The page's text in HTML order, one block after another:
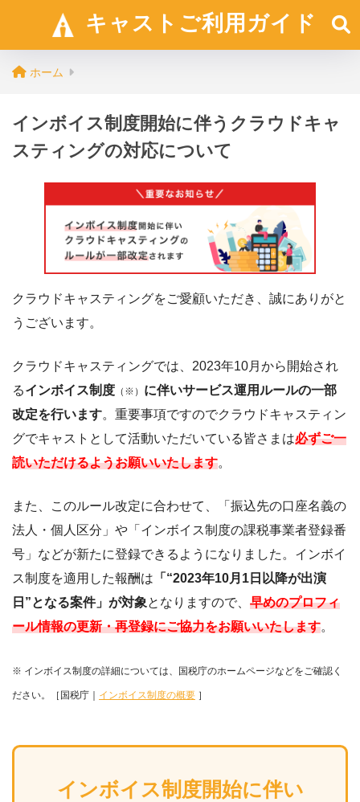
キャストご利用ガイド
ホーム
インボイス制度開始に伴うクラウドキャ
スティングの対応について
クラウドキャスティングをご愛顧いただき、誠にありがと
うございます。
クラウドキャスティングでは、2023年10月から開始され
るインボイス制度 （※） に伴いサービス運用ルールの一部
改定を行います。重要事項ですのでクラウドキャスティン
グでキャストとして活動いただいている皆さまは必ずご一
読いただけるようお願いいたします。
また、このルール改定に合わせて、「振込先の口座名義の
法人・個人区分」や「インボイス制度の課税事業者登録番
号」などが新たに登録できるようになりました。インボイ
ス制度を適用した報酬は 「“2023年10月1日以降が出演
日”となる案件」が対象となりますので、 早めのプロフィ
ール情報の更新・再登録にご協力をお願いいたします。
※ インボイス制度の詳細については、国税庁のホームページなどをご確認く
ださい。［国税庁｜ インボイス制度の概要 ］
インボイス制度開始に伴い